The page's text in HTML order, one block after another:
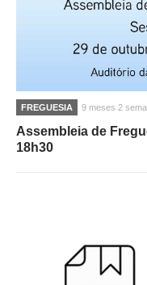
FREGUESIA 9 meses 2
Assembleia de
18h30